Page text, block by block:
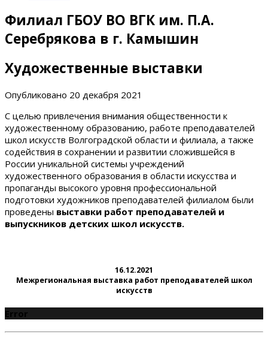
Филиал ГБОУ ВО ВГК им. П.А.
Серебрякова в г. Камышин
Художественные выставки
Опубликовано 20 декабря 2021
С целью привлечения внимания общественности к
художественному образованию, работе преподавателей
школ искусств Волгоградской области и филиала, а также
содействия в сохранении и развитии сложившейся в
России уникальной системы учреждений
художественного образования в области искусства и
пропаганды высокого уровня профессиональной
подготовки художников преподавателей филиалом были
проведены выставки работ преподавателей и
выпускников детских школ искусств.
16.12.2021
Межрегиональная выставка работ преподавателей школ
искусств
Error